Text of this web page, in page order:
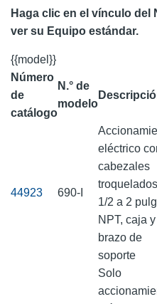
Haga clic en el vínculo del
ver su Equipo estándar.
{{model}}
Número
de
catálogo
N.° de
modelo
44923 690-I
eléctrico
cabezales
1/2 a 2
NPT, caja y
brazo de
soporte
Solo